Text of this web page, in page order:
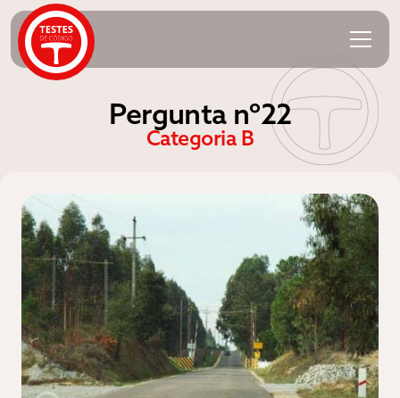
Pergunta nº22
Categoria B